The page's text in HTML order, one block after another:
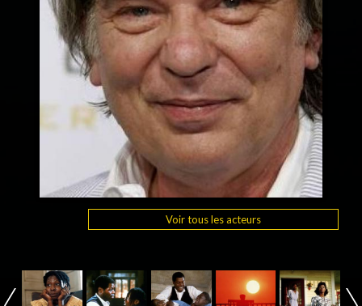
Voir tous les acteurs